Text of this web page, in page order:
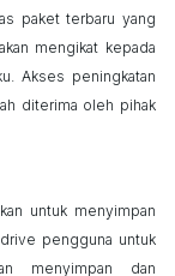
paket terbaru yang
mengikat kepada
Akses peningkatan
diterima oleh pihak
untuk menyimpan
pengguna untuk
menyimpan dan